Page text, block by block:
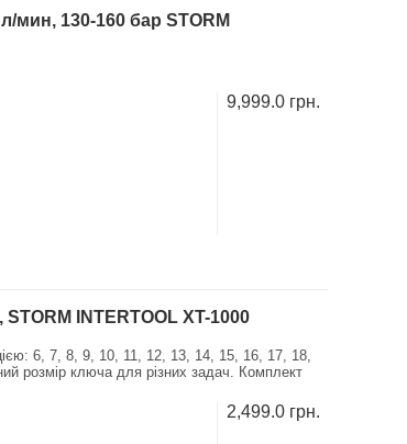
мин, 130-160 бар STORM
9,999.0 грн.
INTERTOOL XT-1000
6, 7, 8, 9, 10, 11, 12, 13, 14, 15, 16, 17, 18,
розмір ключа для різних задач. Комплект
2,499.0 грн.